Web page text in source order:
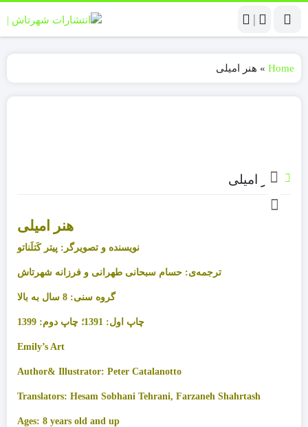
|
Home
» هنر امیلی
هنر امیلی
هنر امیلی
نویسنده و تصویرگر: پیتر کَتلَناتو
ترجمه‌ی: حسام سبحانی طهرانی و فرزانه شهرتاش
گروه سنی: 8 سال به بالا
چاپ اول: 1391؛ چاپ دوم: 1399
Emily’s Art
Author& Illustrator: Peter Catalanotto
Translators: Hesam Sobhani Tehrani, Farzaneh Shahrtash
Ages: 8 years old and up